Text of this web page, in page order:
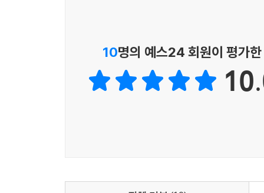
10명의 예스24 회원이 평가